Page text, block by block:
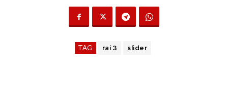
TAG rai 3 slider